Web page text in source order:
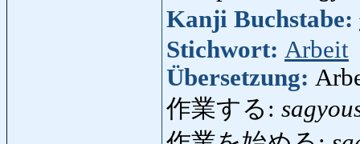
Kanji Buchstabe:
Stichwort: Arbeit
Übersetzung:
作業する: